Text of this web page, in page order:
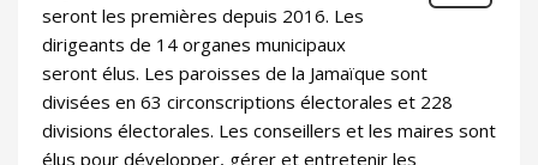
seront les premières depuis 2016. Les
dirigeants de 14 organes municipaux
seront élus. Les paroisses de la Jamaïque sont
divisées en 63 circonscriptions électorales et 228
divisions électorales. Les conseillers et les maires sont
élus pour développer, gérer et entretenir les